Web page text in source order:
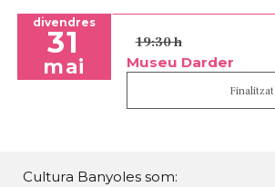
divendres
31
mai
19:30 h
Museu Darder
Finalitzat
Cultura Banyoles som: